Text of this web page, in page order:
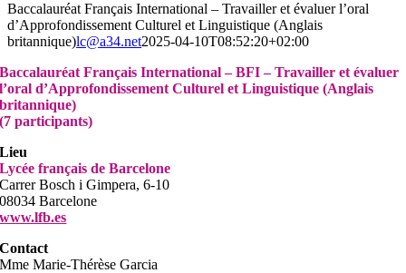
Baccalauréat Français International – Travailler et évaluer l’oral
d’Approfondissement Culturel et Linguistique (Anglais
britannique)lc@a34.net2025-04-10T08:52:20+02:00
Baccalauréat Français International – BFI – Travailler et évaluer
l’oral d’Approfondissement Culturel et Linguistique (Anglais
britannique)
(7 participants)
Lieu
Lycée français de Barcelone
Carrer Bosch i Gimpera, 6-10
08034 Barcelone
www.lfb.es
Contact
Mme Marie-Thérèse Garcia